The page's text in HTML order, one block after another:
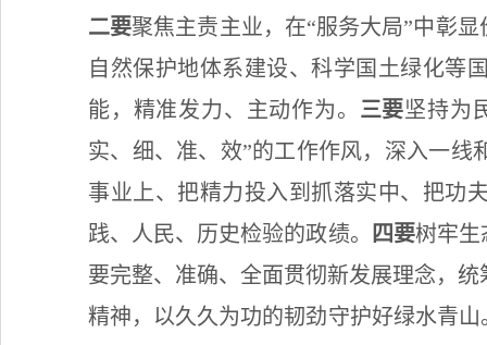
二要聚焦主责主业，在“服务大局”中彰
自然保护地体系建设、科学国土绿化等
能，精准发力、主动作为。 三要坚持为
实、细、准、效”的工作作风，深入一
事业上、把精力投入到抓落实中、把功
践、人民、历史检验的政绩。
四要树牢生
要完整、准确、全面贯彻新发展理念，
精神，以久久为功的韧劲守护好绿水青山